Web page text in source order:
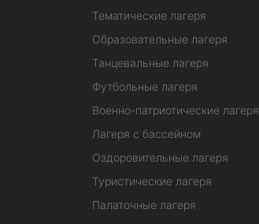
Тематические лагеря
Образовательные лагеря
Танцевальные лагеря
Футбольные лагеря
Военно-патриотические лагеря
Лагеря с бассейном
Оздоровительные лагеря
Туристические лагеря
Палаточные лагеря